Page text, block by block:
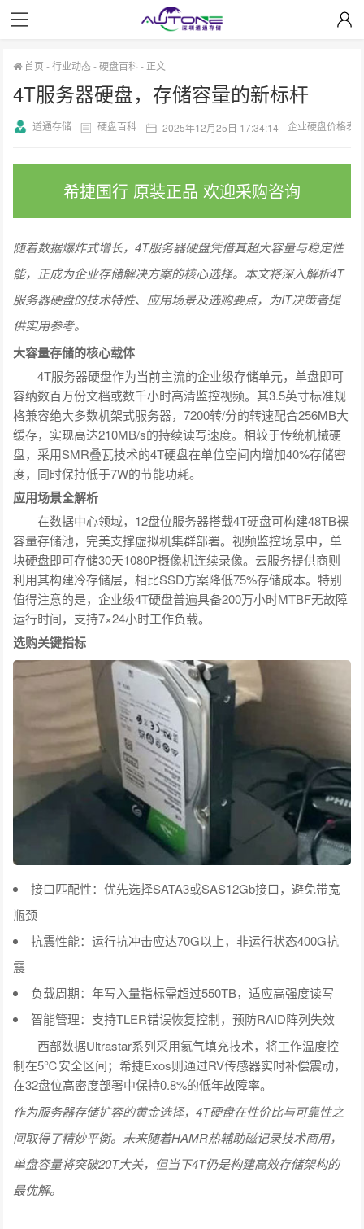
首页 -行业动态-硬盘百科- 正文
4T服务器硬盘，存储容量的新标杆
道通存储 硬盘百科 2025年12月25日 17:34:14 企业硬盘价格表
希捷国行 原装正品 欢迎采购咨询
随着数据爆炸式增长，4T服务器硬盘凭借其超大容量与稳定性
能，正成为企业存储解决方案的核心选择。本文将深入解析4T
服务器硬盘的技术特性、应用场景及选购要点，为IT决策者提
供实用参考。
大容量存储的核心载体
4T服务器硬盘作为当前主流的企业级存储单元，单盘即可
容纳数百万份文档或数千小时高清监控视频。其3.5英寸标准规
格兼容绝大多数机架式服务器，7200转/分的转速配合256MB大
缓存，实现高达210MB/s的持续读写速度。相较于传统机械硬
盘，采用SMR叠瓦技术的4T硬盘在单位空间内增加40%存储密
度，同时保持低于7W的节能功耗。
应用场景全解析
在数据中心领域，12盘位服务器搭载4T硬盘可构建48TB裸
容量存储池，完美支撑虚拟机集群部署。视频监控场景中，单
块硬盘即可存储30天1080P摄像机连续录像。云服务提供商则
利用其构建冷存储层，相比SSD方案降低75%存储成本。特别
值得注意的是，企业级4T硬盘普遍具备200万小时MTBF无故障
运行时间，支持7×24小时工作负载。
选购关键指标
接口匹配性：优先选择SATA3或SAS12Gb接口，避免带宽
瓶颈
抗震性能：运行抗冲击应达70G以上，非运行状态400G抗
震
负载周期：年写入量指标需超过550TB，适应高强度读写
智能管理：支持TLER错误恢复控制，预防RAID阵列失效
西部数据Ultrastar系列采用氦气填充技术，将工作温度控
制在5℃安全区间；希捷Exos则通过RV传感器实时补偿震动，
在32盘位高密度部署中保持0.8%的低年故障率。
作为服务器存储扩容的黄金选择，4T硬盘在性价比与可靠性之
间取得了精妙平衡。未来随着HAMR热辅助磁记录技术商用，
单盘容量将突破20T大关，但当下4T仍是构建高效存储架构的
最优解。